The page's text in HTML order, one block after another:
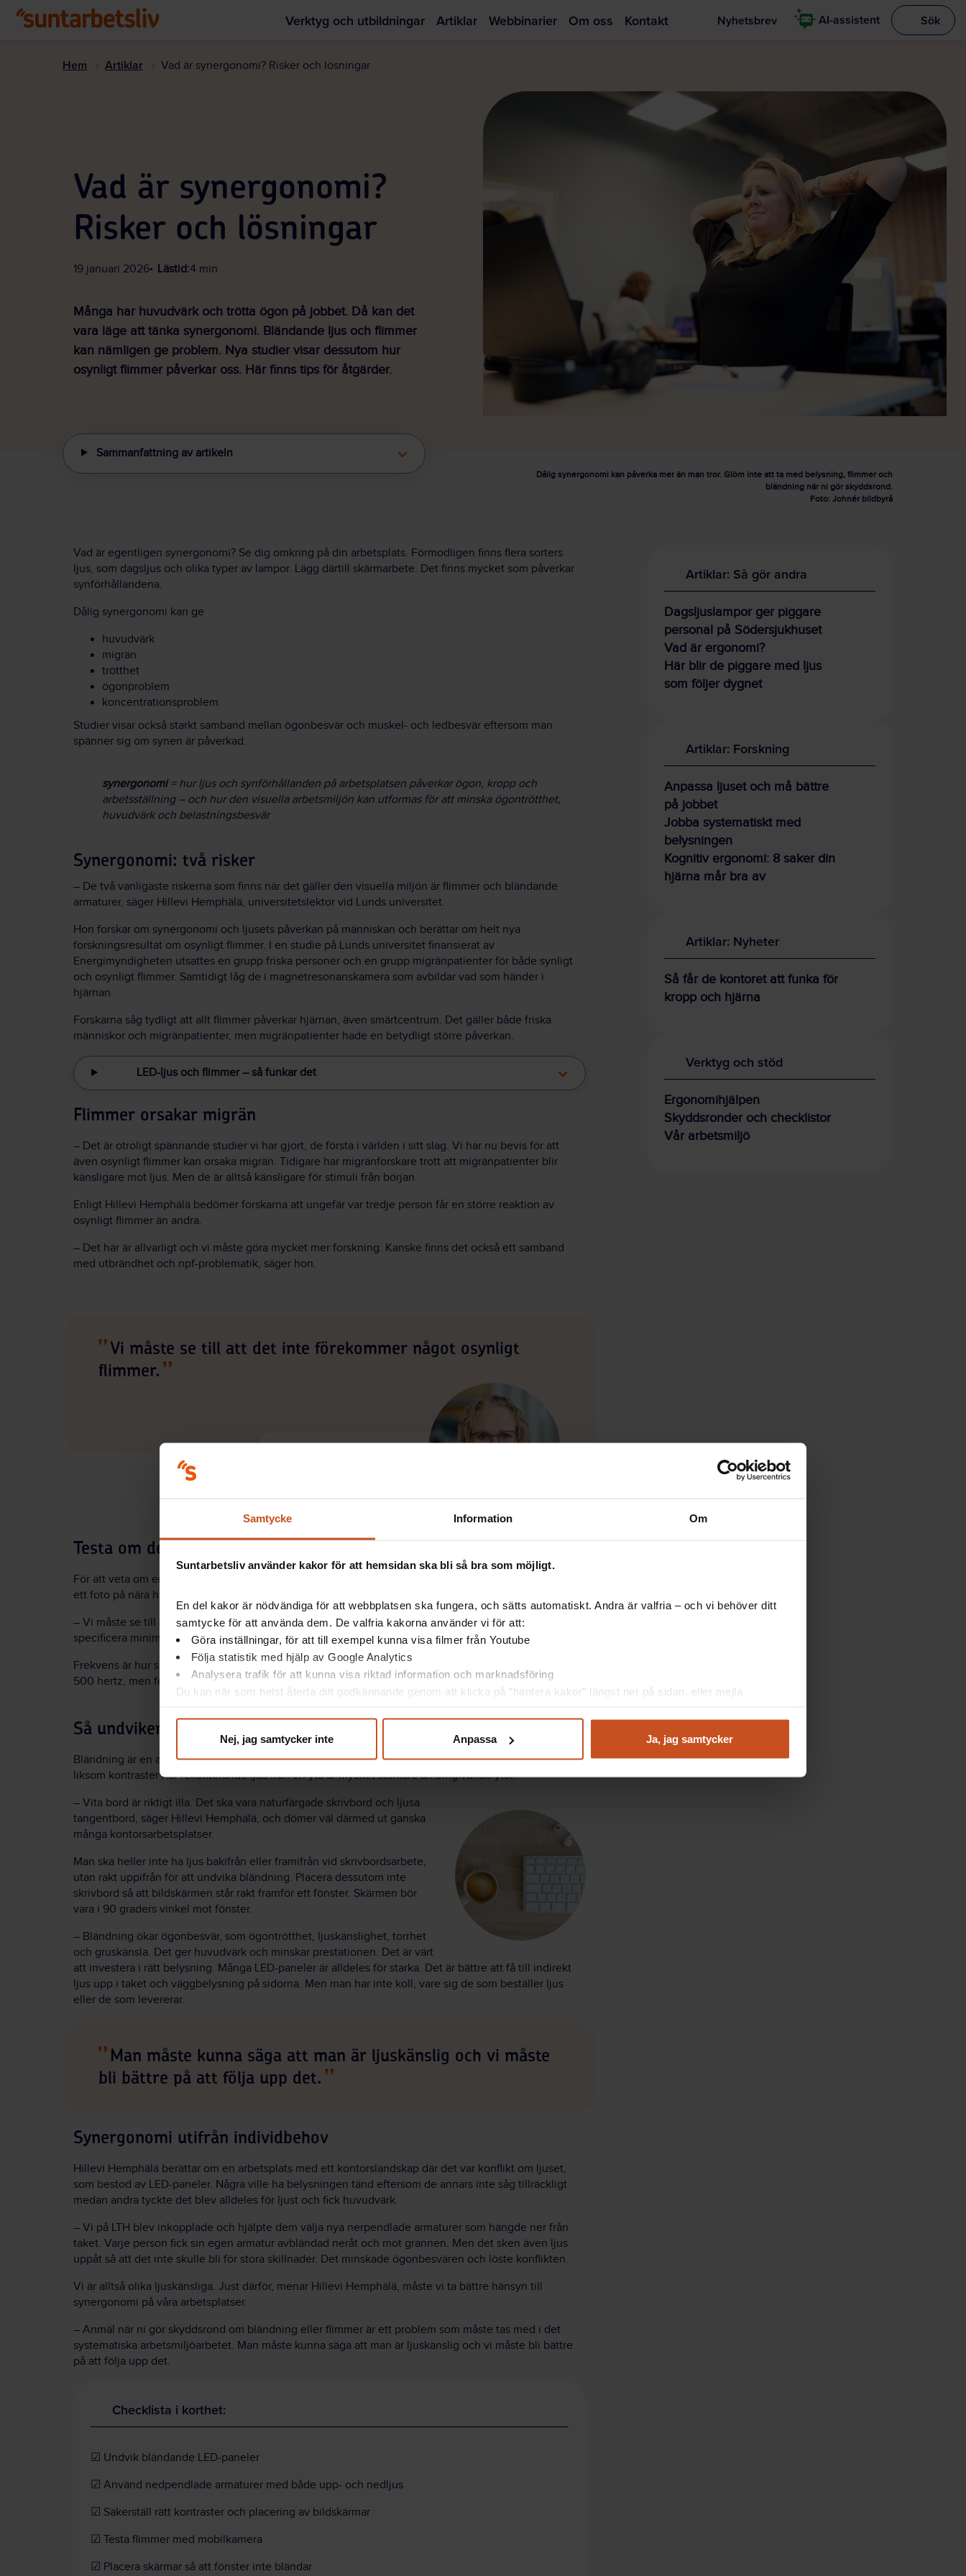
Samtycke Information Om
Suntarbetsliv använder kakor för att hemsidan ska bli så bra som möjligt.
En del kakor är nödvändiga för att webbplatsen ska fungera, och sätts automatiskt. Andra är valfria – och vi behöver ditt
samtycke för att använda dem. De valfria kakorna använder vi för att:
Göra inställningar, för att till exempel kunna visa filmer från Youtube
Följa statistik med hjälp av Google Analytics
Analysera trafik för att kunna visa riktad information och marknadsföring
Du kan när som helst återta ditt godkännande genom att klicka på ”hantera kakor” längst ner på sidan, eller mejla
Nej, jag samtycker inte Anpassa Ja, jag samtycker
Verktyg och utbildningar Artiklar Webbinarier Om oss Kontakt Nyhetsbrev AI-assistent Visa
Sök
Hem Artiklar Vad är synergonomi? Risker och lösningar
Vad är synergonomi?
Risker och lösningar
19 januari 2026 Lästid:4 min
Många har huvudvärk och trötta ögon på jobbet. Då kan det
vara läge att tänka synergonomi. Bländande ljus och flimmer
kan nämligen ge problem. Nya studier visar dessutom hur
osynligt flimmer påverkar oss. Här finns tips för åtgärder.
Dålig synergonomi kan påverka mer än man tror. Glöm inte att ta med belysning, flimmer och
bländning när ni gör skyddsrond.
Foto: Johnér bildbyrå
Sammanfattning av artikeln
Vad är egentligen synergonomi? Se dig omkring på din arbetsplats. Förmodligen finns flera sorters
ljus, som dagsljus och olika typer av lampor. Lägg därtill skärmarbete. Det finns mycket som påverkar
synförhållandena.
Dålig synergonomi kan ge
huvudvärk
migrän
trötthet
ögonproblem
koncentrationsproblem
Studier visar också starkt samband mellan ögonbesvär och muskel- och ledbesvär eftersom man
spänner sig om synen är påverkad.
synergonomi= hur ljus och synförhållanden på arbetsplatsen påverkar ögon, kropp och
arbetsställning – och hur den visuella arbetsmiljön kan utformas för att minska ögontrötthet,
huvudvärk och belastningsbesvär
Synergonomi: två risker
– De två vanligaste riskerna som finns när det gäller den visuella miljön är flimmer och bländande
armaturer, säger Hillevi Hemphälä, universitetslektor vid Lunds universitet.
Hon forskar om synergonomi och ljusets påverkan på människan och berättar om helt nya
forskningsresultat om osynligt flimmer. I en studie på Lunds universitet finansierat av
Energimyndigheten utsattes en grupp friska personer och en grupp migränpatienter för både synligt
och osynligt flimmer. Samtidigt låg de i magnetresonanskamera som avbildar vad som händer i
hjärnan.
Forskarna såg tydligt att allt flimmer påverkar hjärnan, även smärtcentrum. Det gäller både friska
människor och migränpatienter, men migränpatienter hade en betydligt större påverkan.
LED-ljus och flimmer – så funkar det
Flimmer orsakar migrän
– Det är otroligt spännande studier vi har gjort, de första i världen i sitt slag. Vi har nu bevis för att
även osynligt flimmer kan orsaka migrän. Tidigare har migränforskare trott att migränpatienter blir
känsligare mot ljus. Men de är alltså känsligare för stimuli från början.
Enligt Hillevi Hemphälä bedömer forskarna att ungefär var tredje person får en större reaktion av
osynligt flimmer än andra.
– Det här är allvarligt och vi måste göra mycket mer forskning. Kanske finns det också ett samband
med utbrändhet och npf-problematik, säger hon.
Vi måste se till att det inte förekommer något osynligt
flimmer.
Testa om det flimrar
För att veta om en lampa flimrar tipsar Hillevi Hemphälä om att kolla med mobilen. Håll upp för att ta
ett foto på nära håll – då ser man om lampan flimrar. Eller filma i slow motion.
– Vi måste se till att det inte förekommer något osynligt flimmer. När vi beställer armaturer ska vi
specificera minimifrekvensen.
Frekvens är hur snabbt ljuset varierar, och det mäts i hertz. I dag ligger många led-armaturer på 100–
500 hertz, men först vid flera tusen hertz reduceras risken för flimmer tillräckligt.
Så undviker du bländning
Bländning är en annan arbetsmiljörisk som påverkar synergonomin. Lampor och dagsljus kan blända,
liksom kontraster när reflekterande ljus från en yta är mycket starkare än omgivande ytor.
– Vita bord är riktigt illa. Det ska vara naturfärgade skrivbord och ljusa
tangentbord, säger Hillevi Hemphälä, och dömer väl därmed ut ganska
många kontorsarbetsplatser.
Man ska heller inte ha ljus bakifrån eller framifrån vid skrivbordsarbete,
utan rakt uppifrån för att undvika bländning. Placera dessutom inte
skrivbord så att bildskärmen står rakt framför ett fönster. Skärmen bör
vara i 90 graders vinkel mot fönster.
– Bländning ökar ögonbesvär, som ögontrötthet, ljuskänslighet, torrhet
och gruskänsla. Det ger huvudvärk och minskar prestationen. Det är värt
att investera i rätt belysning. Många LED-paneler är alldeles för starka. Det är bättre att få till indirekt
ljus upp i taket och väggbelysning på sidorna. Men man har inte koll, vare sig de som beställer ljus
eller de som levererar.
Man måste kunna säga att man är ljuskänslig och vi måste
bli bättre på att följa upp det.
Synergonomi utifrån individbehov
Hillevi Hemphälä berättar om en arbetsplats med ett kontorslandskap där det var konflikt om ljuset,
som bestod av LED-paneler. Några ville ha belysningen tänd eftersom de annars inte såg tillräckligt
medan andra tyckte det blev alldeles för ljust och fick huvudvärk.
– Vi på LTH blev inkopplade och hjälpte dem välja nya nerpendlade armaturer som hängde ner från
taket. Varje person fick sin egen armatur avbländad neråt och mot grannen. Men det sken även ljus
uppåt så att det inte skulle bli för stora skillnader. Det minskade ögonbesvären och löste konflikten.
Vi är alltså olika ljuskänsliga. Just därför, menar Hillevi Hemphälä, måste vi ta bättre hänsyn till
synergonomi på våra arbetsplatser.
– Anmäl när ni gör skyddsrond om bländning eller flimmer är ett problem som måste tas med i det
systematiska arbetsmiljöarbetet. Man måste kunna säga att man är ljuskänslig och vi måste bli bättre
på att följa upp det.
Checklista i korthet:
☑ Undvik bländande LED-paneler
☑ Använd nedpendlade armaturer med både upp- och nedljus
☑ Säkerställ rätt kontraster och placering av bildskärmar
☑ Testa flimmer med mobilkamera
☑ Placera skärmar så att fönster inte bländar
Artiklar: Så gör andra
Dagsljuslampor ger piggare
personal på Södersjukhuset
Vad är ergonomi?
Här blir de piggare med ljus
som följer dygnet
Artiklar: Forskning
Anpassa ljuset och må bättre
på jobbet
Jobba systematiskt med
belysningen
Kognitiv ergonomi: 8 saker din
hjärna mår bra av
Artiklar: Nyheter
Så får de kontoret att funka för
kropp och hjärna
Verktyg och stöd
Ergonomihjälpen
Skyddsronder och checklistor
Vår arbetsmiljö